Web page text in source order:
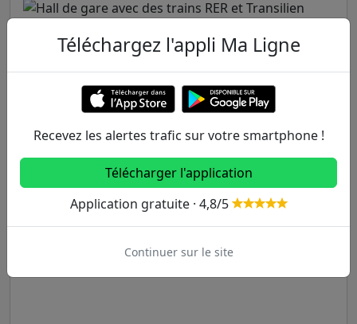
Téléchargez l'appli Ma Ligne
Recevez les alertes trafic sur votre smartphone !
Télécharger l'application
Application gratuite · 4,8/5
Continuer sur le site